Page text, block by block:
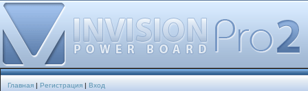
Главная | Регистрация | Вход